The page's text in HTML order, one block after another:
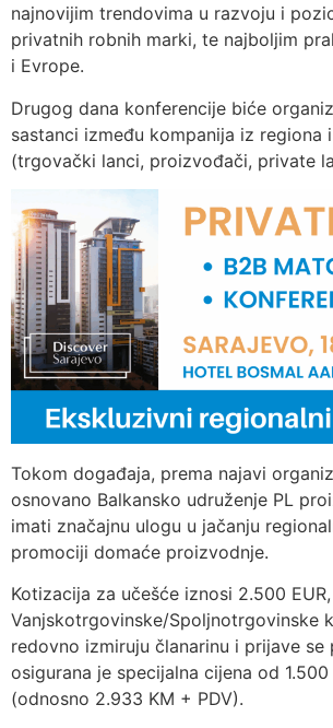
najnovijim trendovima u razvoju i
privatnih robnih marki, te najboljim
i Evrope.
Drugog dana konferencije biće
sastanci između kompanija iz regiona
(trgovački lanci, proizvođači, private
Tokom događaja, prema najavi
osnovano Balkansko udruženje PL
imati značajnu ulogu u jačanju
promociji domaće proizvodnje.
Kotizacija za učešće iznosi 2.500
Vanjskotrgovinske/Spoljnotrgovinske
redovno izmiruju članarinu i prijave se
osigurana je specijalna cijena od 1.500
(odnosno 2.933 KM + PDV).